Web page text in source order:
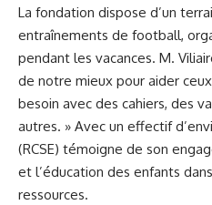
La fondation dispose d’un
entraînements de football,
pendant les vacances. M.
de notre mieux pour aider
besoin avec des cahiers, des
autres. » Avec un effectif
(RCSE) témoigne de son
et l’éducation des enfants
ressources.